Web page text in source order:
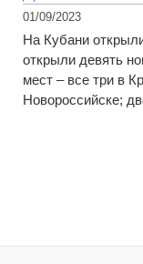
01/09/2023
На Кубани
открыли девять
мест – все три в
Новороссийске;